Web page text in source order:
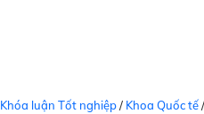
Khóa luận Tốt nghiệp/ Khoa Quốc tế/